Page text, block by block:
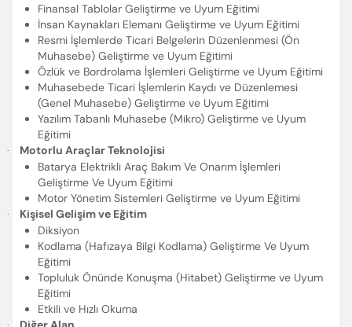
Finansal Tablolar Geliştirme ve Uyum Eğitimi
İnsan Kaynakları Elemanı Geliştirme ve Uyum Eğitimi
Resmi İşlemlerde Ticari Belgelerin Düzenlenmesi (Ön
Muhasebe) Geliştirme ve Uyum Eğitimi
Özlük ve Bordrolama İşlemleri Geliştirme ve Uyum Eğitimi
Muhasebede Ticari İşlemlerin Kaydı ve Düzenlemesi
(Genel Muhasebe) Geliştirme ve Uyum Eğitimi
Yazılım Tabanlı Muhasebe (Mikro) Geliştirme ve Uyum
Eğitimi
·
Motorlu Araçlar Teknolojisi
Batarya Elektrikli Araç Bakım Ve Onarım İşlemleri
Geliştirme Ve Uyum Eğitimi
Motor Yönetim Sistemleri Geliştirme ve Uyum Eğitimi
·
Kişisel Gelişim ve Eğitim
Diksiyon
Kodlama (Hafızaya Bilgi Kodlama) Geliştirme Ve Uyum
Eğitimi
Topluluk Önünde Konuşma (Hitabet) Geliştirme ve Uyum
Eğitimi
Etkili ve Hızlı Okuma